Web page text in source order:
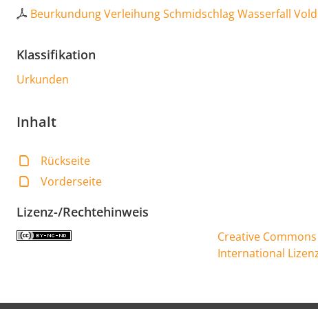
Beurkundung Verleihung Schmidschlag Wasserfall
Klassifikation
Urkunden
Inhalt
Rückseite
Vorderseite
Lizenz-/Rechtehinweis
Creative
International